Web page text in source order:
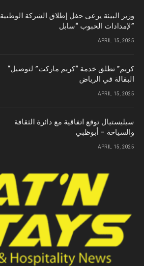
وزير البيئة يرعى حفل إطلاق الشركة الوطنية
لإمدادات الحبوب “سابل”
APRIL 15, 2025
“كريم” تطلق خدمة “كريم ماركت” لتوصيل
البقالة في الرياض
APRIL 15, 2025
سيليستيال توقع اتفاقية مع دائرة الثقافة
والسياحة – أبوظبي
APRIL 15, 2025